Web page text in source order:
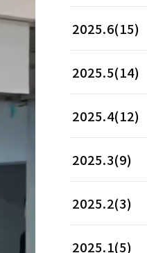
2025.6(15)
2025.5(14)
2025.4(12)
2025.3(9)
2025.2(3)
2025.1(5)